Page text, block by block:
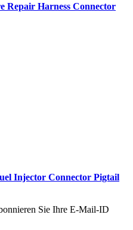
Repair Harness Connector
Injector Connector Pigtail
Sie Ihre E-Mail-ID